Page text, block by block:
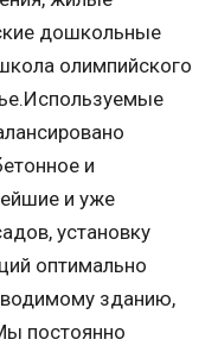
дошкольные
олимпийского
и
и уже
установку
оптимально
зданию,
постоянно